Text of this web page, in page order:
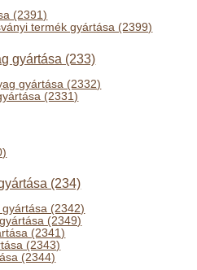
(2391)
termék gyártása (2399)
gyártása (233)
gyártása (2332)
(2331)
(234)
(2342)
(2349)
(2341)
(2343)
(2344)